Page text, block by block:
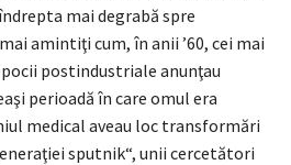
mai degrabă spre
mai amintiţi cum, în anii ’60, cei mai
postindustriale anunţau
perioadă în care omul era
medical aveau loc transformări
sputnik“, unii cercetători